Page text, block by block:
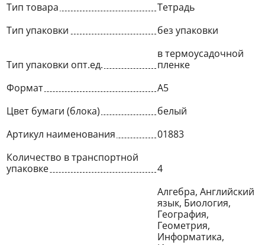
Тип товара
Тетрадь
Тип упаковки
без упаковки
Тип упаковки опт.ед.
в термоусадочной
пленке
Формат
A5
Цвет бумаги (блока)
белый
Артикул наименования
01883
Количество в транспортной
упаковке
4
Алгебра, Английский
язык, Биология,
География,
Геометрия,
Информатика,